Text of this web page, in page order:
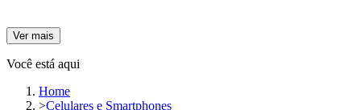
Ver mais
Você está aqui
Home
>Celulares e Smartphones